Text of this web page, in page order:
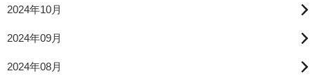
2024年10月
2024年09月
2024年08月